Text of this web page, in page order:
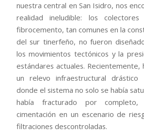
nuestra central en San Isidro, nos
realidad ineludible: los
fibrocemento, tan comunes en la
del sur tinerfeño, no fueron
los movimientos tectónicos y la
estándares actuales. Recientemente,
un relevo infraestructural drástico
donde el sistema no solo se había
había fracturado por completo,
cimentación en un escenario de
filtraciones descontroladas.